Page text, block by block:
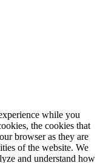
while you
the cookies that
browser as they are
of the website. We
and understand how